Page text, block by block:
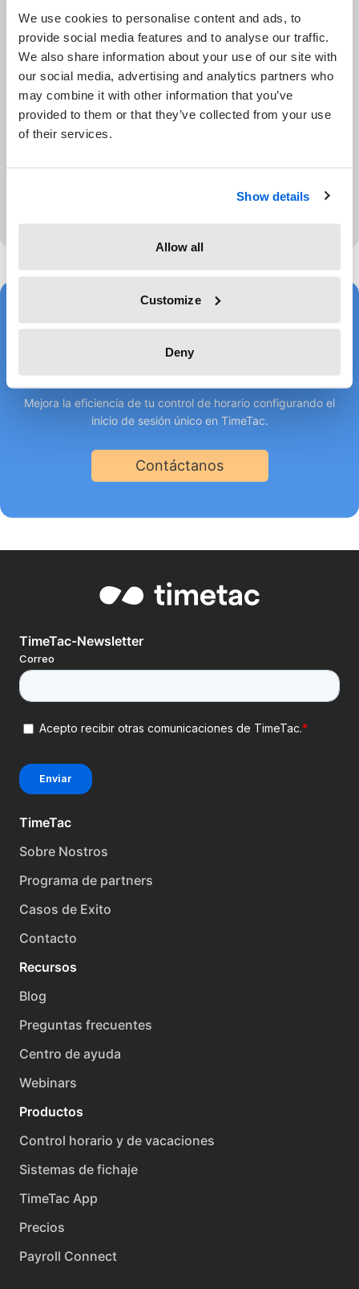
We use cookies to personalise content and ads, to
provide social media features and to analyse our traffic.
We also share information about your use of our site with
our social media, advertising and analytics partners who
may combine it with other information that you’ve
provided to them or that they’ve collected from your use
of their services.
Show details
Allow all
Customize
Deny
Olvídate de tener que manejar diferentes
certificados de autorización
Ahorra tiempo con un único inicio de sesión
Acceso rápido y seguro
desde un mismo lugar
Mejora la eficiencia de tu control de horario configurando el
inicio de sesión único en TimeTac.
Contáctanos
TimeTac-Newsletter
TimeTac
Sobre Nostros
Programa de partners
Casos de Exito
Contacto
Recursos
Blog
Preguntas frecuentes
Centro de ayuda
Webinars
Productos
Control horario y de vacaciones
Sistemas de fichaje
TimeTac App
Precios
Payroll Connect